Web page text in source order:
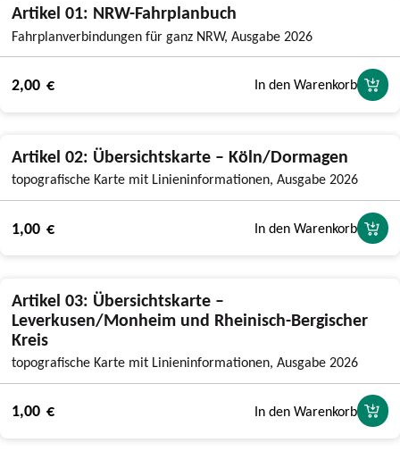
Artikel 01: NRW-Fahrplanbuch
Fahrplanverbindungen für ganz NRW, Ausgabe 2026
2,00 € In den Warenkorb
Artikel 02: Übersichtskarte – Köln/Dormagen
topografische Karte mit Linieninformationen, Ausgabe 2026
1,00 € In den Warenkorb
Artikel 03: Übersichtskarte –
Leverkusen/Monheim und Rheinisch-Bergischer
Kreis
topografische Karte mit Linieninformationen, Ausgabe 2026
1,00 € In den Warenkorb